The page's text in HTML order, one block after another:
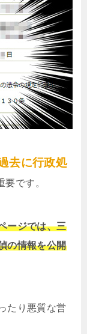
去に行政処
要です。
ージでは、三
の情報を公開
たり悪質な営